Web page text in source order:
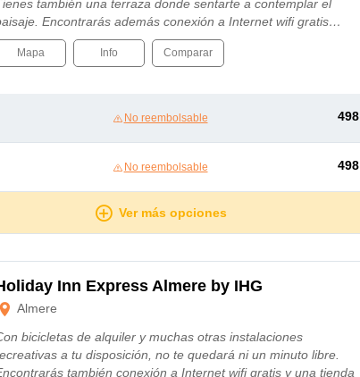
también una terraza donde sentarte a contemplar el
Encontrarás además conexión a Internet wifi gratis…
Mapa Info Comparar
No reembolsable 498
No reembolsable 498
Ver más opciones
Inn Express Almere by IHG
Almere
bicicletas de alquiler y muchas otras instalaciones
a tu disposición, no te quedará ni un minuto libre.
también conexión a Internet wifi gratis y una tienda